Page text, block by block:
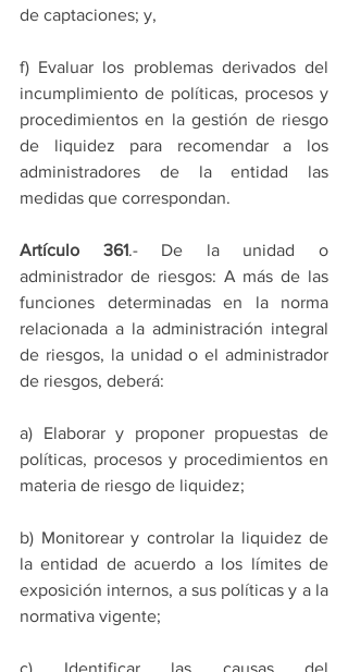
de captaciones; y,
f) Evaluar los problemas derivados del
incumplimiento de políticas, procesos y
procedimientos en la gestión de riesgo
de liquidez para recomendar a los
administradores de la entidad las
medidas que correspondan.
Artículo 361.- De la unidad o
administrador de riesgos: A más de las
funciones determinadas en la norma
relacionada a la administración integral
de riesgos, la unidad o el administrador
de riesgos, deberá:
a) Elaborar y proponer propuestas de
políticas, procesos y procedimientos en
materia de riesgo de liquidez;
b) Monitorear y controlar la liquidez de
la entidad de acuerdo a los límites de
exposición internos, a sus políticas y a la
normativa vigente;